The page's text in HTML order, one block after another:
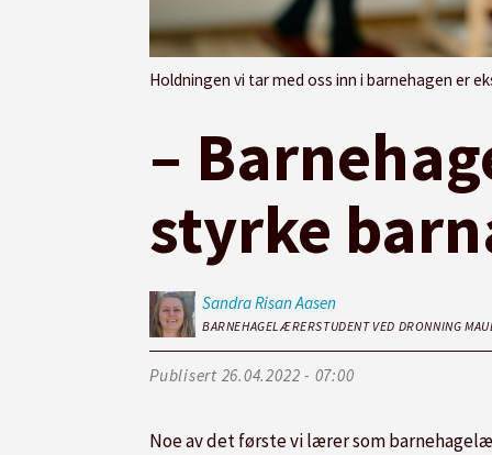
Holdningen vi tar med oss inn i barnehagen er ekstremt viktig. Vi som
–
styrke
SandraRisan Aasen
BARNEHAGELÆRERSTUDENT VED DRONNING
Publisert 26.04.2022 - 07:00
Noe av det første vi lærer som